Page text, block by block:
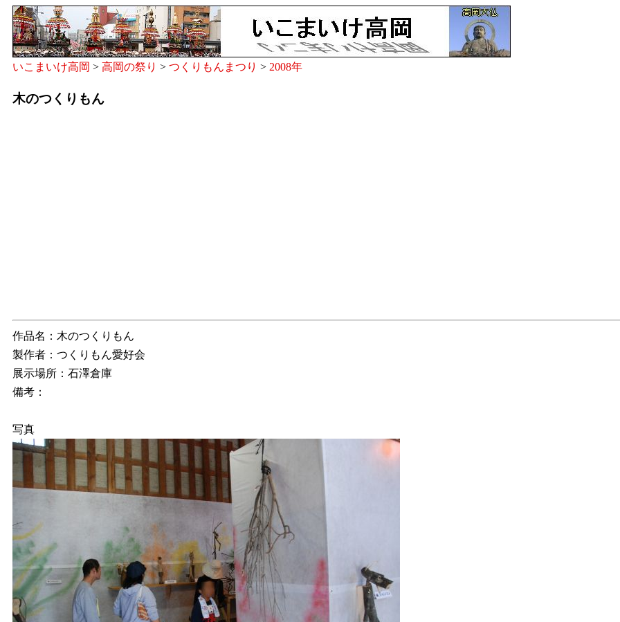
いこまいけ高岡 > 高岡の祭り > つくりもんまつり > 2008年
木のつくりもん
作品名：木のつくりもん
製作者：つくりもん愛好会
展示場所：石澤倉庫
備考：
写真